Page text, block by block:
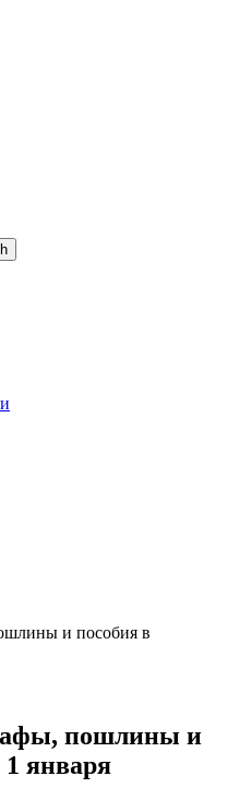
и пособия в
пошлины и
1 января